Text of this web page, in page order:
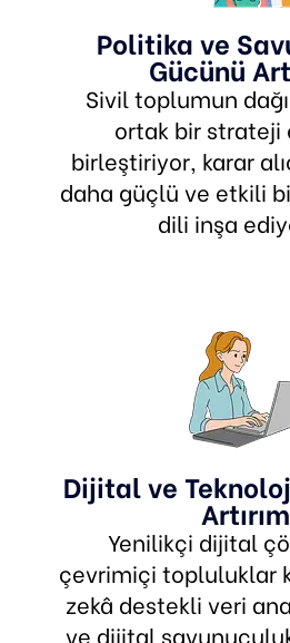
Politika ve
Gücünü
Sivil toplumun
ortak bir strateji
birleştiriyor, karar
daha güçlü ve etkili
dili inşa
Dijital ve
Yenilikçi dijital
çevrimiçi topluluklar
zekâ destekli veri
ve dijital